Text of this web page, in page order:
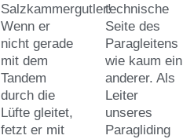
Salzkammergutler!
Wenn er
nicht gerade
mit dem
Tandem
durch die
Lüfte gleitet,
fetzt er mit
technische
Seite des
Paragleitens
wie kaum ein
anderer. Als
Leiter
unseres
Paragliding